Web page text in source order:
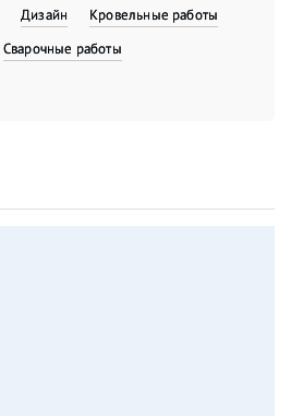
Дизайн
Кровельные работы
Сварочные работы